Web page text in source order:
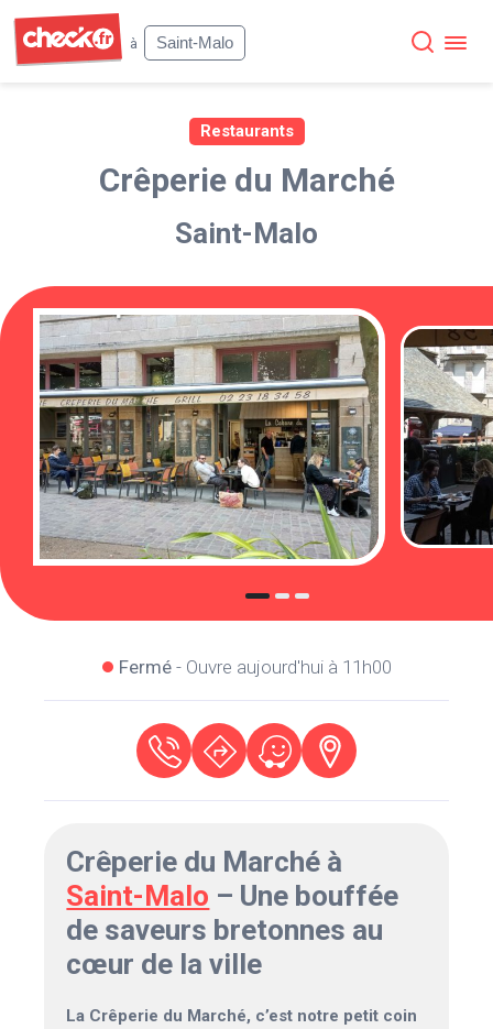
à
Saint-Malo
Restaurants
Crêperie du Marché
Saint-Malo
Fermé- Ouvre aujourd'hui à 11h00
Crêperie du Marché à
Saint-Malo – Une bouffée
de saveurs bretonnes au
cœur de la ville
La Crêperie du Marché, c’est notre petit coin